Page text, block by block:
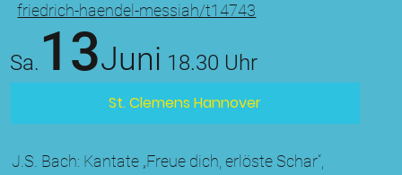
Sa. 13Juni 18.30 Uhr
St. Clemens Hannover
J.S. Bach: Kantate „Freue dich, erlöste Schar“,
friedrich-haendel-messiah/t14743